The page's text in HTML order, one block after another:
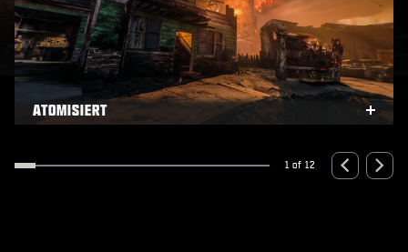
ATOMISIERT
1 of 12